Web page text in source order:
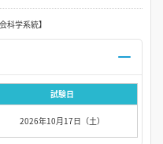
科学系統】
試験日
2026年10月17日（土）